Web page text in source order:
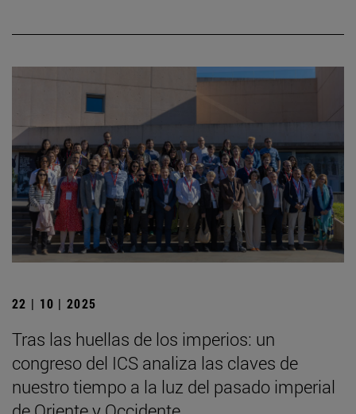
22 | 10 | 2025
Tras las huellas de los imperios: un
congreso del ICS analiza las claves de
nuestro tiempo a la luz del pasado imperial